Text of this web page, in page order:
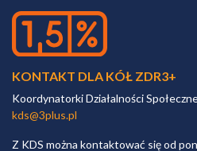
KONTAKT DLA KÓŁ ZDR3+
Koordynatorki Działalności
kds@3plus.pl
Z KDS można kontaktować się od